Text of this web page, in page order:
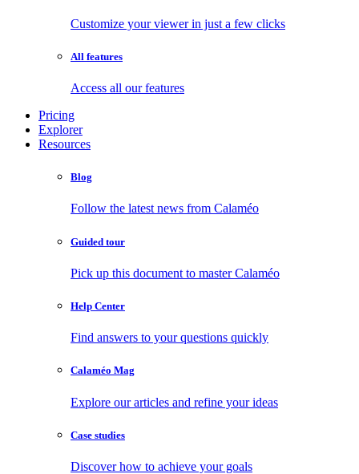
Customize your viewer in just a few clicks
All features
Access all our features
Pricing
Explorer
Resources
Blog
Follow the latest news from Calaméo
Guided tour
Pick up this document to master Calaméo
Help Center
Find answers to your questions quickly
Calaméo Mag
Explore our articles and refine your ideas
Case studies
Discover how to achieve your goals